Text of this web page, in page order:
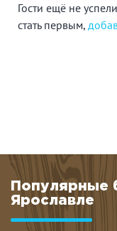
Гости ещё не
стать первым,
Популярные
Ярославле